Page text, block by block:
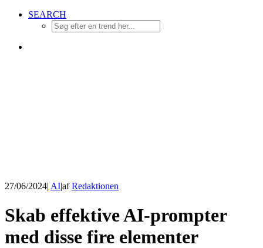
SEARCH
27/06/2024| AI|afRedaktionen
Skab effektive AI-prompter
med disse fire elementer